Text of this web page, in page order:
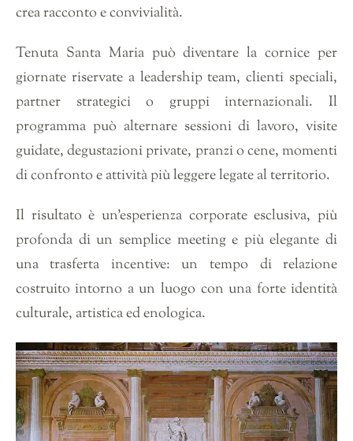
crea racconto e convivialità.
Tenuta Santa Maria può diventare la cornice per
giornate riservate a leadership team, clienti speciali,
partner strategici o gruppi internazionali. Il
programma può alternare sessioni di lavoro, visite
guidate, degustazioni private, pranzi o cene, momenti
di confronto e attività più leggere legate al territorio.
Il risultato è un’esperienza corporate esclusiva, più
profonda di un semplice meeting e più elegante di
una trasferta incentive: un tempo di relazione
costruito intorno a un luogo con una forte identità
culturale, artistica ed enologica.